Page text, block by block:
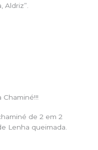
Aldriz”.
de 2 em 2
Lenha queimada.